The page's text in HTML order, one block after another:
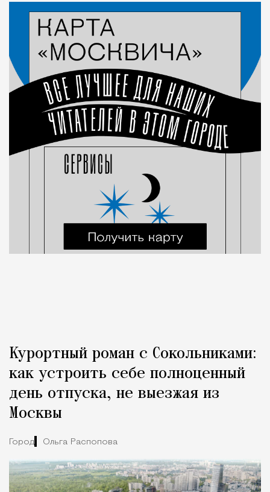
Город
Курортный роман с Сокольниками:
как устроить себе полноценный
день отпуска, не выезжая из
Москвы
Город Ольга Распопова